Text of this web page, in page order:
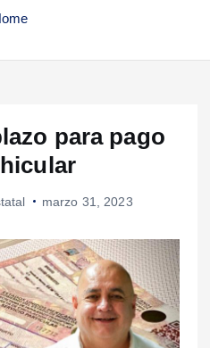
para pago
marzo 31, 2023